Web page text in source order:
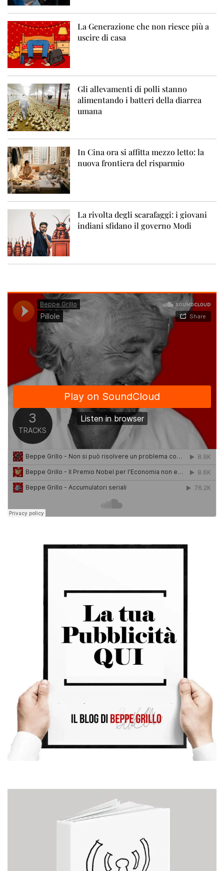
La Generazione che non riesce più a
uscire di casa
Gli allevamenti di polli stanno
alimentando i batteri della diarrea
umana
In Cina ora si affitta mezzo letto: la
nuova frontiera del risparmio
La rivolta degli scarafaggi: i giovani
indiani sfidano il governo Modi